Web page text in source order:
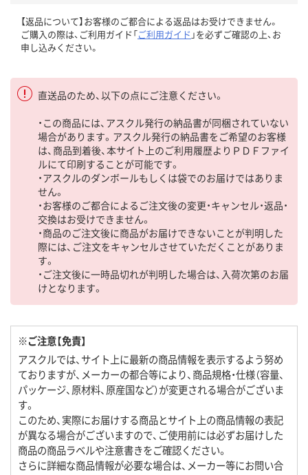
【返品について】お客様のご都合による返品はお受けできません。
ご購入の際は、ご利用ガイド「ご利用ガイド 」を必ずご確認の上、お
申し込みください。
直送品のため、以下の点にご注意ください。
・この商品には、アスクル発行の納品書が同梱されていない
場合があります。アスクル発行の納品書をご希望のお客様
は、商品到着後、本サイト上のご利用履歴よりＰＤＦファイ
ルにて印刷することが可能です。
・アスクルのダンボールもしくは袋でのお届けではありま
せん。
・お客様のご都合によるご注文後の変更・キャンセル・返品・
交換はお受けできません。
・商品のご注文後に商品がお届けできないことが判明した
際には、ご注文をキャンセルさせていただくことがありま
す。
・ご注文後に一時品切れが判明した場合は、入荷次第のお届
けとなります。
※ご注意【免責】
アスクルでは、サイト上に最新の商品情報を表示するよう努め
ておりますが、メーカーの都合等により、商品規格・仕様（容量、
パッケージ、原材料、原産国など）が変更される場合がございま
す。
このため、実際にお届けする商品とサイト上の商品情報の表記
が異なる場合がございますので、ご使用前には必ずお届けした
商品の商品ラベルや注意書きをご確認ください。
さらに詳細な商品情報が必要な場合は、メーカー等にお問い合